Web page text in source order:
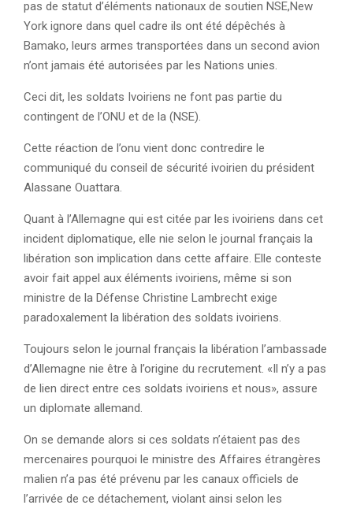
pas de statut d’éléments nationaux de soutien NSE,New
York ignore dans quel cadre ils ont été dépêchés à
Bamako, leurs armes transportées dans un second avion
n’ont jamais été autorisées par les Nations unies.
Ceci dit, les soldats Ivoiriens ne font pas partie du
contingent de l’ONU et de la (NSE).
Cette réaction de l’onu vient donc contredire le
communiqué du conseil de sécurité ivoirien du président
Alassane Ouattara.
Quant à l’Allemagne qui est citée par les ivoiriens dans cet
incident diplomatique, elle nie selon le journal français la
libération son implication dans cette affaire. Elle conteste
avoir fait appel aux éléments ivoiriens, même si son
ministre de la Défense Christine Lambrecht exige
paradoxalement la libération des soldats ivoiriens.
Toujours selon le journal français la libération l’ambassade
d’Allemagne nie être à l’origine du recrutement. «Il n’y a pas
de lien direct entre ces soldats ivoiriens et nous», assure
un diplomate allemand.
On se demande alors si ces soldats n’étaient pas des
mercenaires pourquoi le ministre des Affaires étrangères
malien n’a pas été prévenu par les canaux officiels de
l’arrivée de ce détachement, violant ainsi selon les